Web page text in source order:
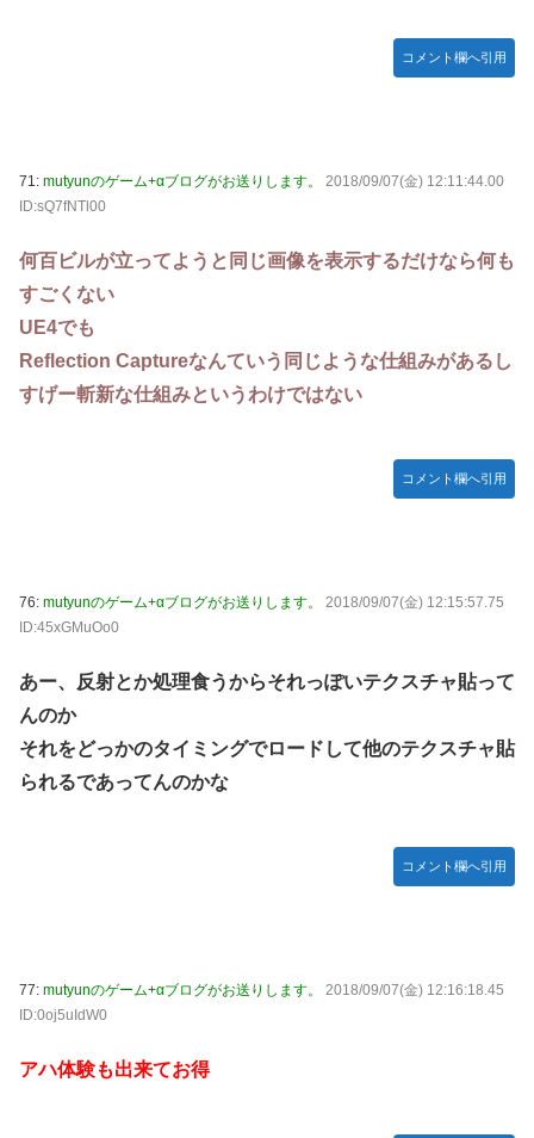
コメント欄へ引用
71: mutyunのゲーム+αブログがお送りします。
2018/09/07(金) 12:11:44.00
ID:sQ7fNTl00
何百ビルが立ってようと同じ画像を表示するだけなら何も
すごくない
UE4でも
Reflection Captureなんていう同じような仕組みがあるし
すげー斬新な仕組みというわけではない
コメント欄へ引用
76: mutyunのゲーム+αブログがお送りします。
2018/09/07(金) 12:15:57.75
ID:45xGMuOo0
あー、反射とか処理食うからそれっぽいテクスチャ貼って
んのか
それをどっかのタイミングでロードして他のテクスチャ貼
られるであってんのかな
コメント欄へ引用
77: mutyunのゲーム+αブログがお送りします。
2018/09/07(金) 12:16:18.45
ID:0oj5uIdW0
アハ体験も出来てお得